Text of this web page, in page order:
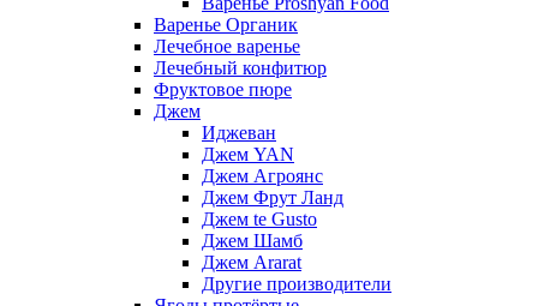
Варенье Органик
Лечебное варенье
Лечебный конфитюр
Фруктовое пюре
Джем
Иджеван
Джем YAN
Джем Агроянс
Джем Фрут Ланд
Джем te Gusto
Джем Шамб
Джем Ararat
Другие производители